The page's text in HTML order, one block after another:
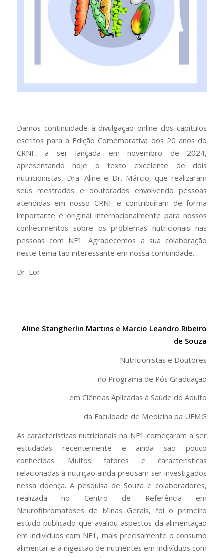
Damos continuidade à divulgação online dos capítulos
escritos para a Edição Comemorativa dos 20 anos do
CRNF, a ser lançada em novembro de 2024,
apresentando hoje o texto excelente de dois
nutricionistas, Dra. Aline e Dr. Márcio, que realizaram
seus mestrados e doutorados envolvendo pessoas
atendidas em nosso CRNF e contribuíram de forma
importante e original internacionalmente para nossos
conhecimentos sobre os problemas nutricionais nas
pessoas com NF1. Agradecemos a sua colaboração
neste tema tão interessante em nossa comunidade.
Dr. Lor
Aline Stangherlin Martins e Marcio Leandro Ribeiro
de Souza
Nutricionistas e Doutores
no Programa de Pós Graduação
em Ciências Aplicadas à Saúde do Adulto
da Faculdade de Medicina da UFMG
As características nutricionais na NF1 começaram a ser
estudadas recentemente e ainda são pouco
conhecidas. Muitos fatores e características
relacionadas à nutrição ainda precisam ser investigados
nessa doença. A pesquisa de Souza e colaboradores,
realizada no Centro de Referência em
Neurofibromatoses de Minas Gerais, foi o primeiro
estudo publicado que avaliou aspectos da alimentação
em indivíduos com NF1, mais precisamente o consumo
alimentar e a ingestão de nutrientes em indivíduos com